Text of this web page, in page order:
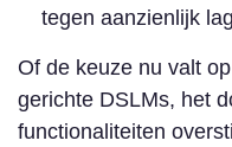
tegen aanzienlijk
Of de keuze nu valt
gerichte DSLMs, het
functionaliteiten